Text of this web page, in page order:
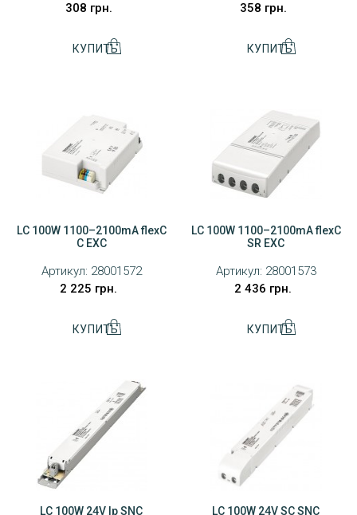
308 грн.
358 грн.
LC 100W 1100–2100mA flexC
C EXC
Артикул: 28001572
2 225 грн.
LC 100W 1100–2100mA flexC
SR EXC
Артикул: 28001573
2 436 грн.
LC 100W 24V lp SNC LC 100W 24V SC SNC